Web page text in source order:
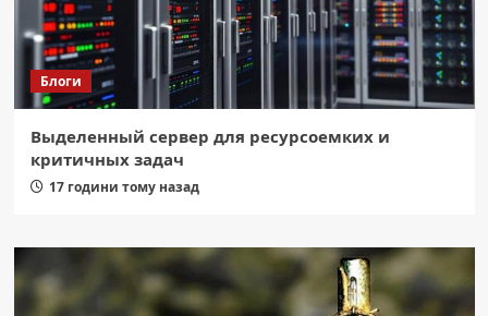
Блоги
Выделенный сервер для ресурсоемких и
критичных задач
17 години тому назад